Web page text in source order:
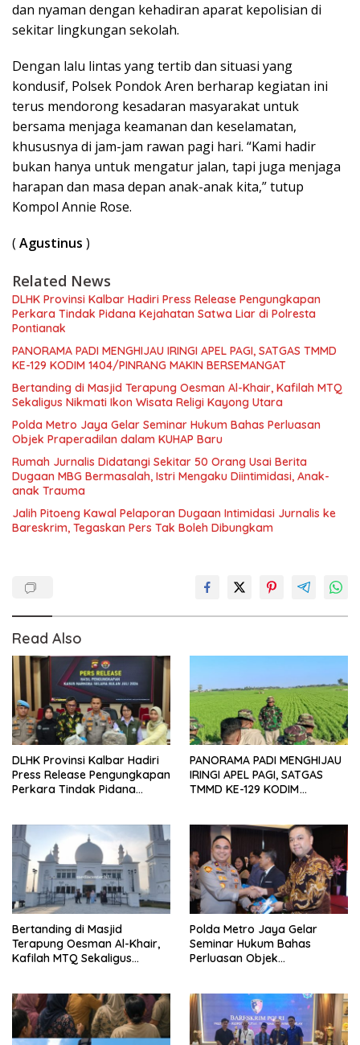
dan nyaman dengan kehadiran aparat kepolisian di
sekitar lingkungan sekolah.
Dengan lalu lintas yang tertib dan situasi yang
kondusif, Polsek Pondok Aren berharap kegiatan ini
terus mendorong kesadaran masyarakat untuk
bersama menjaga keamanan dan keselamatan,
khususnya di jam-jam rawan pagi hari. “Kami hadir
bukan hanya untuk mengatur jalan, tapi juga menjaga
harapan dan masa depan anak-anak kita,” tutup
Kompol Annie Rose.
(Agustinus )
Related News
DLHK Provinsi Kalbar Hadiri Press Release Pengungkapan
Perkara Tindak Pidana Kejahatan Satwa Liar di Polresta
Pontianak
PANORAMA PADI MENGHIJAU IRINGI APEL PAGI, SATGAS TMMD
KE-129 KODIM 1404/PINRANG MAKIN BERSEMANGAT
Bertanding di Masjid Terapung Oesman Al-Khair, Kafilah MTQ
Sekaligus Nikmati Ikon Wisata Religi Kayong Utara
Polda Metro Jaya Gelar Seminar Hukum Bahas Perluasan
Objek Praperadilan dalam KUHAP Baru
Rumah Jurnalis Didatangi Sekitar 50 Orang Usai Berita
Dugaan MBG Bermasalah, Istri Mengaku Diintimidasi, Anak-
anak Trauma
Jalih Pitoeng Kawal Pelaporan Dugaan Intimidasi Jurnalis ke
Bareskrim, Tegaskan Pers Tak Boleh Dibungkam
Read Also
DLHK Provinsi Kalbar Hadiri
Press Release Pengungkapan
Perkara Tindak Pidana
PANORAMA PADI MENGHIJAU
IRINGI APEL PAGI, SATGAS
TMMD KE-129 KODIM
Bertanding di Masjid
Terapung Oesman Al-Khair,
Kafilah MTQ Sekaligus
Polda Metro Jaya Gelar
Seminar Hukum Bahas
Perluasan Objek